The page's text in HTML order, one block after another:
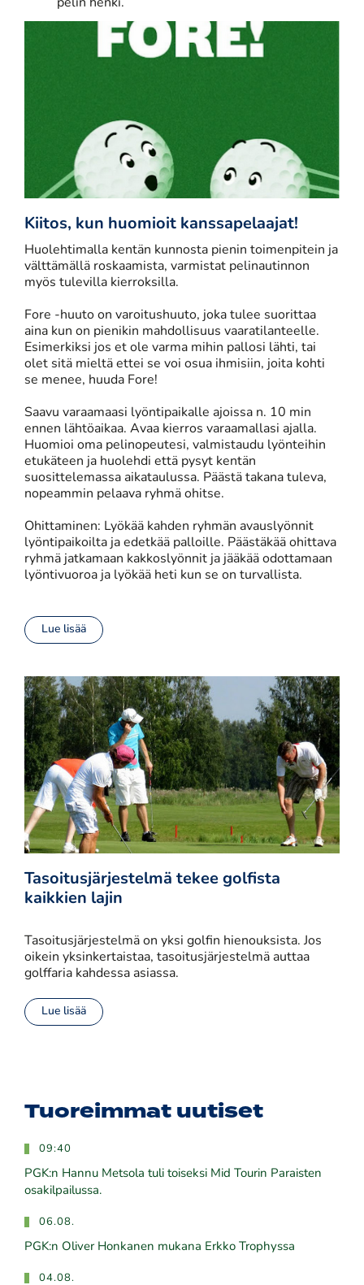
pelin henki.
Kiitos, kun huomioit kanssapelaajat!
​​​​Huolehtimalla kentän kunnosta pienin toimenpitein ja
välttämällä roskaamista, varmistat pelinautinnon
myös tulevilla kierroksilla.
Fore -huuto on varoitushuuto, joka tulee suorittaa
aina kun on pienikin mahdollisuus vaaratilanteelle.
Esimerkiksi jos et ole varma mihin pallosi lähti, tai
olet sitä mieltä ettei se voi osua ihmisiin, joita kohti
se menee, huuda Fore!
Saavu varaamaasi lyöntipaikalle ajoissa n. 10 min
ennen lähtöaikaa. Avaa kierros varaamallasi ajalla.
Huomioi oma pelinopeutesi, valmistaudu lyönteihin
etukäteen ja huolehdi että pysyt kentän
suosittelemassa aikataulussa. Päästä takana tuleva,
nopeammin pelaava ryhmä ohitse.
Ohittaminen: Lyökää kahden ryhmän avauslyönnit
lyöntipaikoilta ja edetkää palloille. Päästäkää ohittava
ryhmä jatkamaan kakkoslyönnit ja jääkää odottamaan
lyöntivuoroa ja lyökää heti kun se on turvallista.
Lue lisää
Tasoitusjärjestelmä tekee golfista
kaikkien lajin
Tasoitusjärjestelmä on yksi golfin hienouksista. Jos
oikein yksinkertaistaa, tasoitusjärjestelmä auttaa
golffaria kahdessa asiassa.
Lue lisää
Tuoreimmat uutiset
09:40
PGK:n Hannu Metsola tuli toiseksi Mid Tourin Paraisten
osakilpailussa.
06.08.
PGK:n Oliver Honkanen mukana Erkko Trophyssa
04.08.